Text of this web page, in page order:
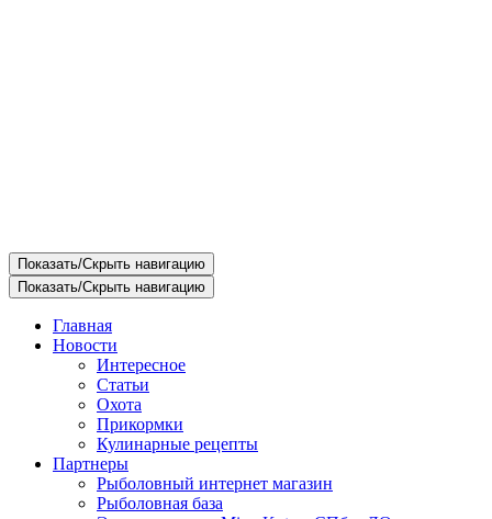
Показать/Скрыть навигацию
Показать/Скрыть навигацию
Главная
Новости
Интересное
Статьи
Охота
Прикормки
Кулинарные рецепты
Партнеры
Рыболовный интернет магазин
Рыболовная база